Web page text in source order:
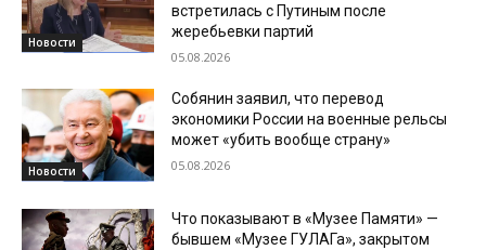
Новости
встретилась с Путиным после
жеребьевки партий
05.08.2026
Новости
Собянин заявил, что перевод
экономики России на военные рельсы
может «убить вообще страну»
05.08.2026
Что показывают в «Музее Памяти» —
бывшем «Музее ГУЛАГа», закрытом